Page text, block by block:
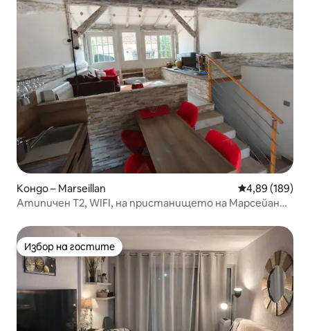
Кондо – Marseillan Средна
4,89 (189)
Атипичен T2, WIFI, на пристанището на Марсейан
Избор на гостите
Избор на гостите